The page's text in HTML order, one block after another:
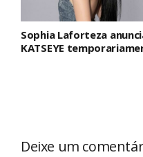
Sophia Laforteza
KATSEYE
Deixe um